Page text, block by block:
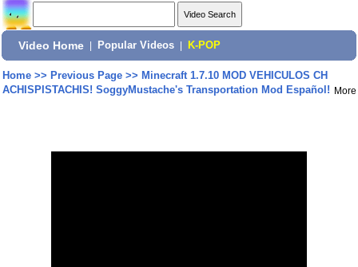
Video Home Popular Videos K-POP
Home>> Previous Page>> Minecraft 1.7.10 MOD VEHICULOS CH
ACHISPISTACHIS! SoggyMustache's Transportation Mod Español! More